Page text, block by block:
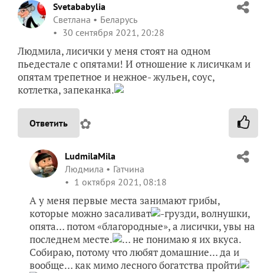
Svetababylia
Светлана
Беларусь
30 сентября 2021, 20:28
Людмила, лисички у меня стоят на одном
пьедестале с опятами! И отношение к лисичкам и
опятам трепетное и нежное- жульен, соус,
котлетка, запеканка.
Ответить ✿
LudmilaMila
Людмила
Гатчина
1 октября 2021, 08:18
А у меня первые места занимают грибы,
которые можно засаливат
-грузди, волнушки,
опята… потом «благородные», а лисички, увы на
последнем месте.
… не понимаю я их вкуса.
Собираю, потому что любят домашние… да и
вообще… как мимо лесного богатства пройти